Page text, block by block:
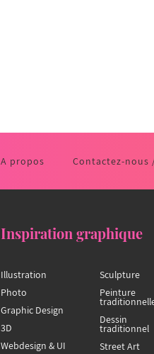
A propos Contactez-nous
Inspiration graphique
Illustration
Photo
Graphic Design
3D
Webdesign & UI
Sculpture
Peinture
Dessin
traditionnel
Street Art